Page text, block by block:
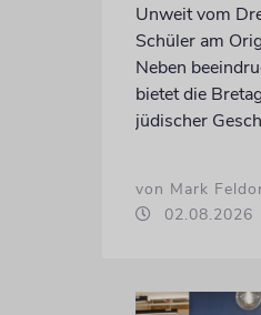
Unweit vom
Schüler am
Neben
bietet die
jüdischer
von Mark
02.08.2026